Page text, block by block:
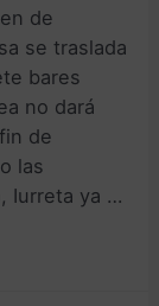
de
se traslada
bares
no dará
de
las
Iurreta ya …